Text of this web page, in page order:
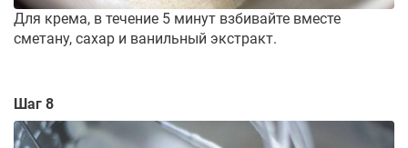
Для крема, в течение 5 минут взбивайте вместе
сметану, сахар и ванильный экстракт.
Шаг 8